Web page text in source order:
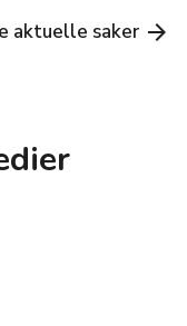
aktuelle saker arrow_forward